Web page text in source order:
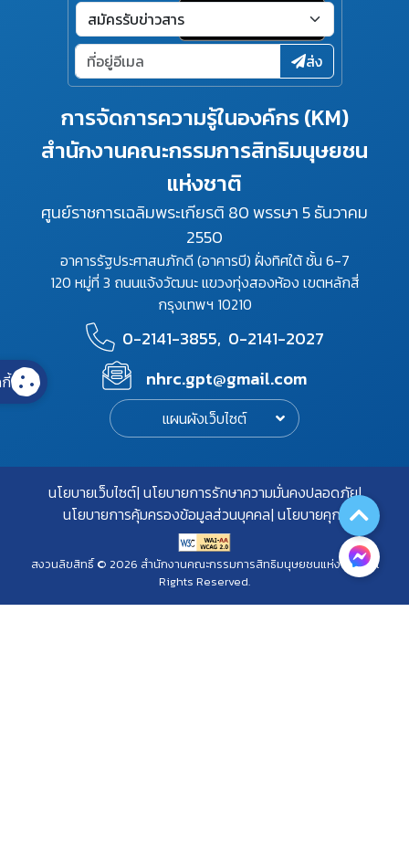
การจัดการความรู้ในองค์กร (KM)
สำนักงานคณะกรรมการสิทธิมนุษยชน
แห่งชาติ
ศูนย์ราชการเฉลิมพระเกียรติ 80 พรรษา 5 ธันวาคม
2550
อาคารรัฐประศาสนภักดี (อาคารบี) ฝั่งทิศใต้ ชั้น 6-7
120 หมู่ที่ 3 ถนนแจ้งวัฒนะ แขวงทุ่งสองห้อง เขตหลักสี่
กรุงเทพฯ 10210
0-2141-3855, 0-2141-2027
nhrc.gpt@gmail.com
แผนผังเว็บไซต์
ส่ง
นโยบายเว็บไซต์ นโยบายการรักษาความมั่นคงปลอดภัย
นโยบายการคุ้มครองข้อมูลส่วนบุคคล นโยบายคุกกี้
สงวนลิขสิทธิ์ © 2026 สำนักงานคณะกรรมการสิทธิมนุษยชนแห่งชาติ. All
Rights Reserved.